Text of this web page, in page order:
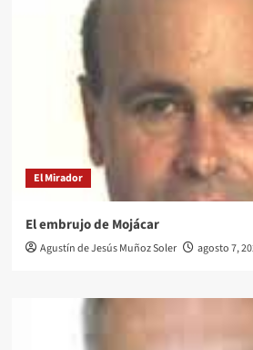
El Mirador
El embrujo de Mojácar
Agustín de Jesús Muñoz Soler agosto 7,